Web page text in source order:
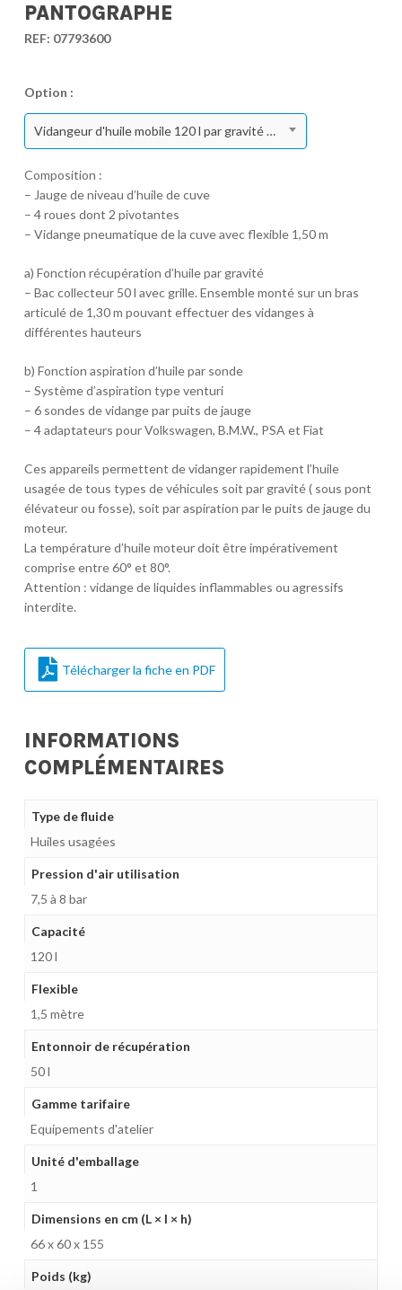
PANTOGRAPHE
REF: 07793600
Option :
Vidangeur d'huile mobile 120 l par gravité et aspiration avec pantographe
Composition :
– Jauge de niveau d’huile de cuve
– 4 roues dont 2 pivotantes
– Vidange pneumatique de la cuve avec flexible 1,50 m
a) Fonction récupération d’huile par gravité
– Bac collecteur 50 l avec grille. Ensemble monté sur un bras
articulé de 1,30 m pouvant effectuer des vidanges à
différentes hauteurs
b) Fonction aspiration d’huile par sonde
– Système d’aspiration type venturi
– 6 sondes de vidange par puits de jauge
– 4 adaptateurs pour Volkswagen, B.M.W., PSA et Fiat
Ces appareils permettent de vidanger rapidement l’huile
usagée de tous types de véhicules soit par gravité ( sous pont
élévateur ou fosse), soit par aspiration par le puits de jauge du
moteur.
La température d’huile moteur doit être impérativement
comprise entre 60° et 80°.
Attention : vidange de liquides inflammables ou agressifs
interdite.
Télécharger la fiche en PDF
INFORMATIONS
COMPLÉMENTAIRES
Type de fluide
Huiles usagées
Pression d'air utilisation
7,5 à 8 bar
Capacité
120 l
Flexible
1,5 mètre
Entonnoir de récupération
50 l
Gamme tarifaire
Equipements d'atelier
Unité d'emballage
1
Dimensions en cm (L × l × h)
66 x 60 x 155
Poids (kg)